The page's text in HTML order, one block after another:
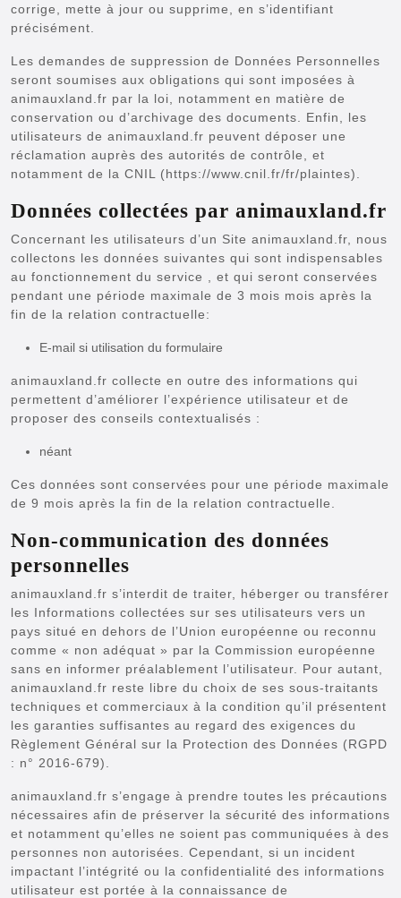
corrige, mette à jour ou supprime, en s’identifiant
précisément.
Les demandes de suppression de Données Personnelles
seront soumises aux obligations qui sont imposées à
animauxland.fr par la loi, notamment en matière de
conservation ou d’archivage des documents. Enfin, les
utilisateurs de animauxland.fr peuvent déposer une
réclamation auprès des autorités de contrôle, et
notamment de la CNIL (https://www.cnil.fr/fr/plaintes).
Données collectées par animauxland.fr
Concernant les utilisateurs d’un Site animauxland.fr, nous
collectons les données suivantes qui sont indispensables
au fonctionnement du service , et qui seront conservées
pendant une période maximale de 3 mois mois après la
fin de la relation contractuelle:
E-mail si utilisation du formulaire
animauxland.fr collecte en outre des informations qui
permettent d’améliorer l’expérience utilisateur et de
proposer des conseils contextualisés :
néant
Ces données sont conservées pour une période maximale
de 9 mois après la fin de la relation contractuelle.
Non-communication des données
personnelles
animauxland.fr s’interdit de traiter, héberger ou transférer
les Informations collectées sur ses utilisateurs vers un
pays situé en dehors de l’Union européenne ou reconnu
comme « non adéquat » par la Commission européenne
sans en informer préalablement l’utilisateur. Pour autant,
animauxland.fr reste libre du choix de ses sous-traitants
techniques et commerciaux à la condition qu’il présentent
les garanties suffisantes au regard des exigences du
Règlement Général sur la Protection des Données (RGPD
: n° 2016-679).
animauxland.fr s’engage à prendre toutes les précautions
nécessaires afin de préserver la sécurité des informations
et notamment qu’elles ne soient pas communiquées à des
personnes non autorisées. Cependant, si un incident
impactant l’intégrité ou la confidentialité des informations
utilisateur est portée à la connaissance de